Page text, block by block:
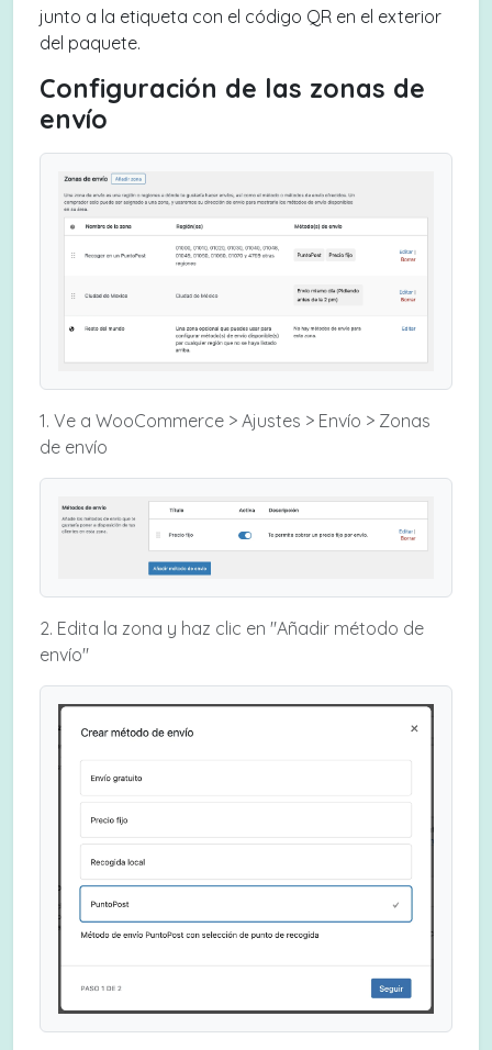
junto a la etiqueta con el código QR en el exterior
del paquete.
Configuración de las zonas de
envío
1. Ve a WooCommerce > Ajustes > Envío > Zonas
de envío
2. Edita la zona y haz clic en "Añadir método de
envío"